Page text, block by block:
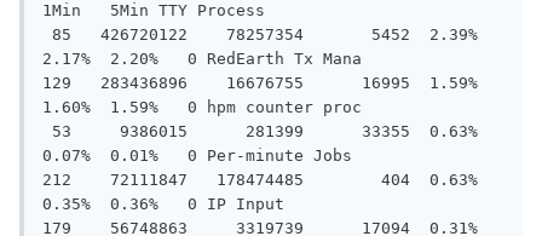
1Min   5Min TTY Process
2.17%  2.20%   0 RedEarth Tx Mana
129   283436896    16676755      16995  1.59%
1.60%  1.59%   0 hpm counter proc
0.07%  0.01%   0 Per-minute Jobs
212    72111847   178474485        404  0.63%
0.35%  0.36%   0 IP Input
179    56748863     3319739      17094  0.31%